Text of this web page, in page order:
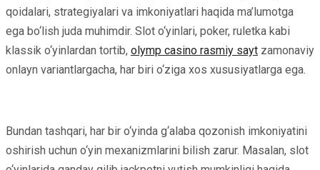
qoidalari, strategiyalari va imkoniyatlari haqida ma’lumotga
ega bo‘lish juda muhimdir. Slot o‘yinlari, poker, ruletka kabi
klassik o‘yinlardan tortib, olymp casino rasmiy sayt zamonaviy
onlayn variantlargacha, har biri o‘ziga xos xususiyatlarga ega.
Bundan tashqari, har bir o‘yinda g‘alaba qozonish imkoniyatini
oshirish uchun o‘yin mexanizmlarini bilish zarur. Masalan, slot